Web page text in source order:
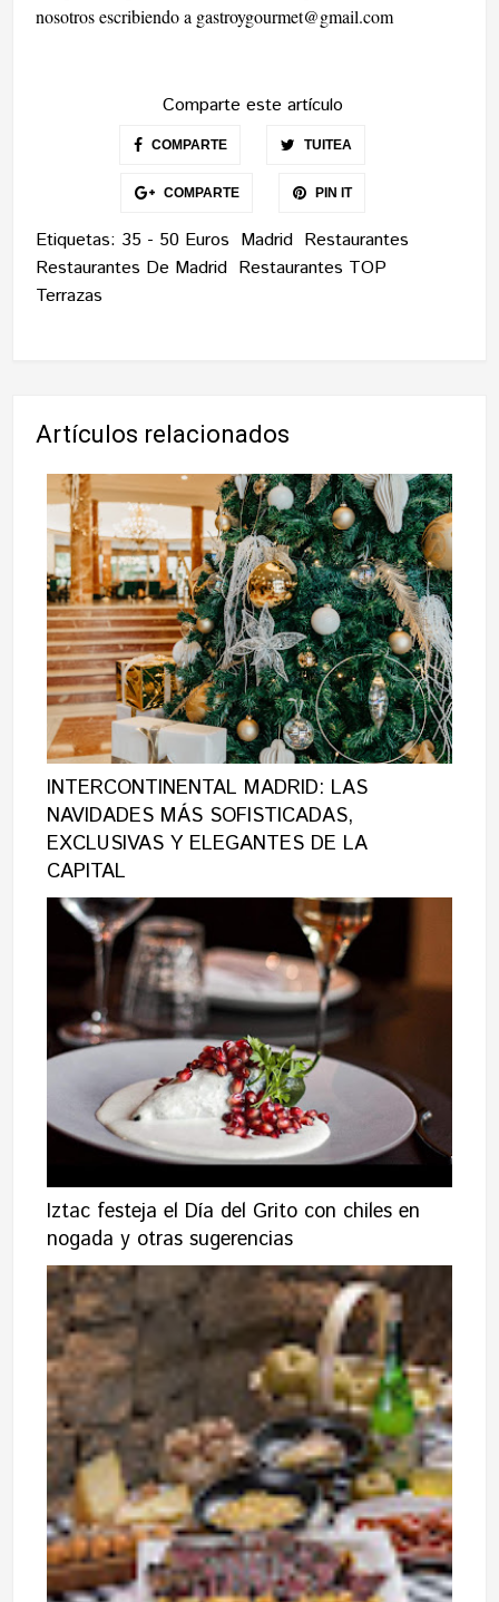
nosotros escribiendo a gastroygourmet@gmail.com
Comparte este artículo
COMPARTE TUITEA
COMPARTE PIN IT
Etiquetas: 35 - 50 Euros Madrid Restaurantes
Restaurantes De Madrid Restaurantes TOP
Terrazas
Artículos relacionados
INTERCONTINENTAL MADRID: LAS
NAVIDADES MÁS SOFISTICADAS,
EXCLUSIVAS Y ELEGANTES DE LA
CAPITAL
Iztac festeja el Día del Grito con chiles en
nogada y otras sugerencias